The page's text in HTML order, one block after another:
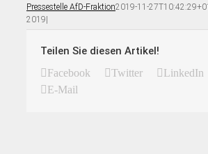
Pressestelle AfD-Fraktion2019-11-
2019|
Teilen Sie diesen Artikel!
Facebook Twitter LinkedIn
E-Mail